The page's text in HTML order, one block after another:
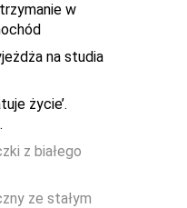
w
na studia
życie’.
z białego
ze stałym